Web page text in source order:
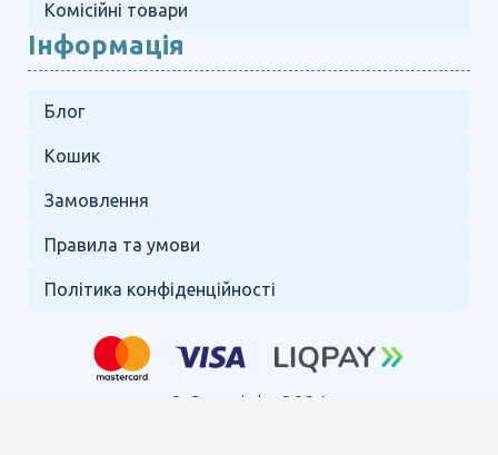
Комісійні товари
Інформація
Блог
Кошик
Замовлення
Правила та умови
Політика конфіденційності
© Copyright 2024.